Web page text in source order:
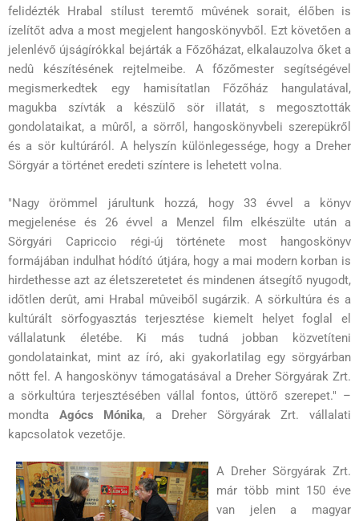
felidézték Hrabal stílust teremtő mûvének sorait, élőben is
ízelítőt adva a most megjelent hangoskönyvből. Ezt követően a
jelenlévő újságírókkal bejárták a Főzőházat, elkalauzolva őket a
nedû készítésének rejtelmeibe. A főzőmester segítségével
megismerkedtek egy hamisítatlan Főzőház hangulatával,
magukba szívták a készülő sör illatát, s megosztották
gondolataikat, a mûről, a sörről, hangoskönyvbeli szerepükről
és a sör kultúráról. A helyszín különlegessége, hogy a Dreher
Sörgyár a történet eredeti színtere is lehetett volna.
"Nagy örömmel járultunk hozzá, hogy 33 évvel a könyv
megjelenése és 26 évvel a Menzel film elkészülte után a
Sörgyári Capriccio régi-új története most hangoskönyv
formájában indulhat hódító útjára, hogy a mai modern korban is
hirdethesse azt az életszeretetet és mindenen átsegítő nyugodt,
időtlen derût, ami Hrabal mûveiből sugárzik. A sörkultúra és a
kultúrált sörfogyasztás terjesztése kiemelt helyet foglal el
vállalatunk életébe. Ki más tudná jobban közvetíteni
gondolatainkat, mint az író, aki gyakorlatilag egy sörgyárban
nőtt fel. A hangoskönyv támogatásával a Dreher Sörgyárak Zrt.
a sörkultúra terjesztésében vállal fontos, úttörő szerepet." –
mondta Agócs Mónika, a Dreher Sörgyárak Zrt. vállalati
kapcsolatok vezetője.
A Dreher Sörgyárak Zrt.
már több mint 150 éve
van jelen a magyar